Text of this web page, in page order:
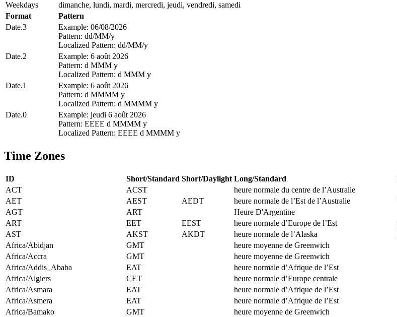
Weekdays
dimanche, lundi, mardi, mercredi, jeudi, vendredi, samedi
Format
Pattern
Date.3
Example: 06/08/2026
Pattern: dd/MM/y
Localized Pattern: dd/MM/y
Date.2
Example: 6 août 2026
Pattern: d MMM y
Localized Pattern: d MMM y
Date.1
Example: 6 août 2026
Pattern: d MMMM y
Localized Pattern: d MMMM y
Date.0
Example: jeudi 6 août 2026
Pattern: EEEE d MMMM y
Localized Pattern: EEEE d MMMM y
Time Zones
ID Short/Standard Short/Daylight Long/Standard
ACT
ACST
heure normale du centre de l’Australie
AET
AEST AEDT heure normale de l’Est de l’Australie
AGT
ART
Heure D'Argentine
ART
EET EEST heure normale d’Europe de l’Est
AST
AKST AKDT heure normale de l’Alaska
Africa/Abidjan
GMT
heure moyenne de Greenwich
Africa/Accra
GMT
heure moyenne de Greenwich
Africa/Addis_Ababa
EAT
heure normale d’Afrique de l’Est
Africa/Algiers
CET
heure normale d’Europe centrale
Africa/Asmara
EAT
heure normale d’Afrique de l’Est
Africa/Asmera
EAT
heure normale d’Afrique de l’Est
Africa/Bamako
GMT
heure moyenne de Greenwich